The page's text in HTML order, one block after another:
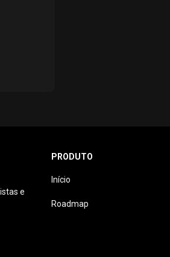
e
PRODUTO
Início
Roadmap